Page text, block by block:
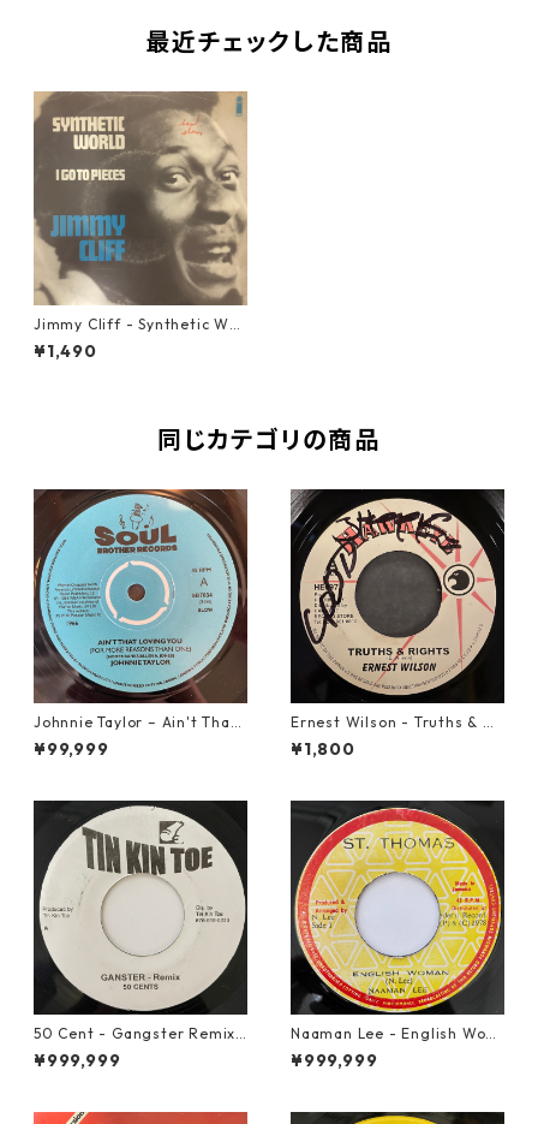
最近チェックした商品
Jimmy Cliff ‎- Synthetic Wor
ld【7-20582】
¥1,490
同じカテゴリの商品
Johnnie Taylor – Ain't That
Loving You【7-21684】
¥99,999
Ernest Wilson - Truths & Ri
ghts【7-21652】
¥1,800
50 Cent - Gangster Remix
【7-20928】
¥999,999
Naaman Lee - English Wom
an【7-20855】
¥999,999